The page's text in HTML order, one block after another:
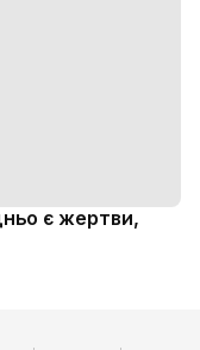
є жертви,